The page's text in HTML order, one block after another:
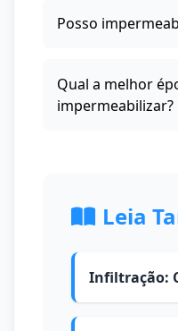
Posso
Qual a melhor
impermeabilizar?
Leia
Infiltração: